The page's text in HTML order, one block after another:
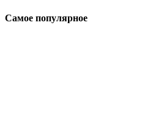
Самое популярное